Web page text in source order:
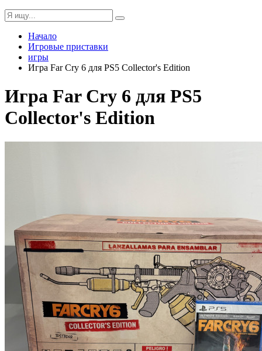
Начало
Игровые приставки
игры
Игра Far Cry 6 для PS5 Collector's Edition
Игра Far Cry 6 для PS5
Collector's Edition